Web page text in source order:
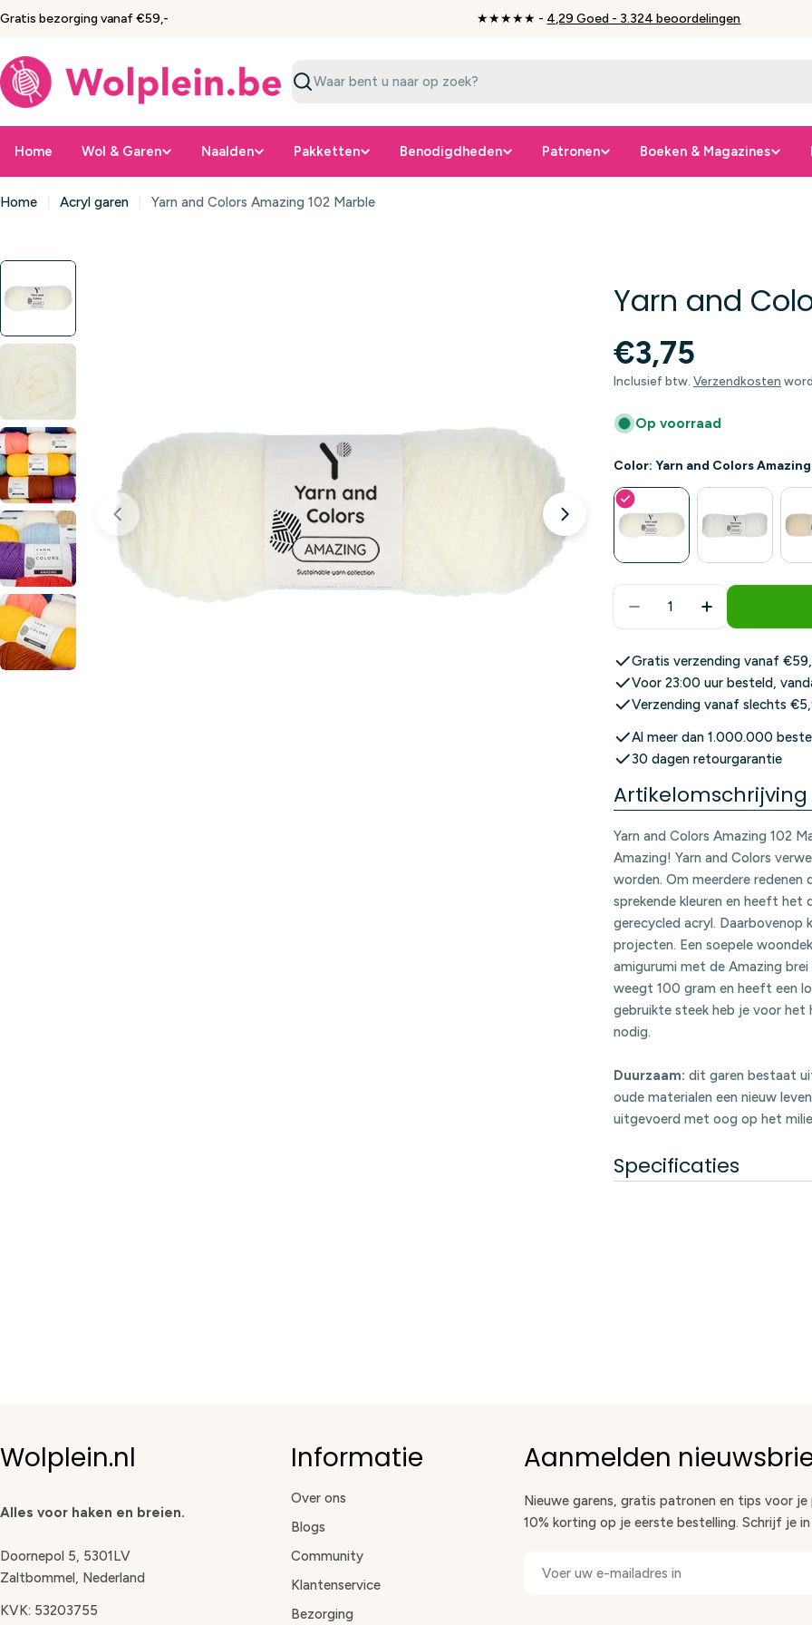
Ga
inhoud
Gratis bezorging vanaf €59,- ★★★★★ - 4,29 Goed - 3.324 beoordelingen
Zoeken
Home Wol & Garen Naalden Pakketten Benodigdheden Patronen Boeken & Magazines
Home Acryl garen Yarn and Colors Amazing 102 Marble
Media 0 openen in modusvenster Media 1 openen in modusvenster
Yarn and
Normale
prijs
€3,75
Inclusief btw. Verzendkosten
Op voorraad
Color: Yarn and Colors
Aantal
Aantal Verlagen Voor
Aantal
Gratis verzending vanaf
Voor 23:00 uur besteld,
Verzending vanaf slechts
Al meer dan 1.000.000
30 dagen retourgarantie
Artikelomschrijving
Yarn and Colors Amazing 102
Amazing! Yarn and Colors
worden. Om meerdere redenen
sprekende kleuren en heeft het
gerecycled acryl.
projecten. Een soepele
amigurumi met de Amazing brei
weegt 100 gram en heeft een
gebruikte steek heb je voor het
nodig.
Duurzaam: dit garen bestaat
oude materialen een nieuw
uitgevoerd met oog op het
Specificaties
Wolplein.nl
Alles voor haken en breien.
Doornepol 5, 5301LV
Zaltbommel, Nederland
KVK: 53203755
Informatie
Over ons
Blogs
Community
Klantenservice
Bezorging
Aanmelden
Nieuwe garens, gratis patronen en tips voor je
10% korting op je eerste bestelling. Schrijf je
mail